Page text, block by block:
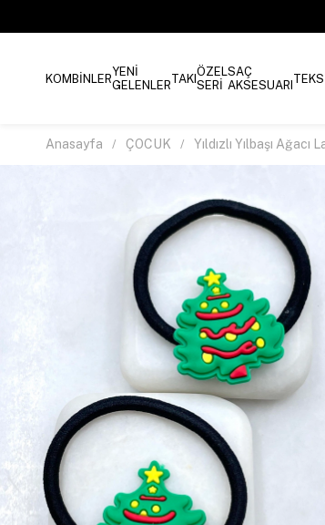
KOMBİNLERYENİ
GELENLERTAKIÖZEL
SERİ
SAÇ
AKSESUARI
Anasayfa ÇOCUK Yıldızlı Yılbaşı